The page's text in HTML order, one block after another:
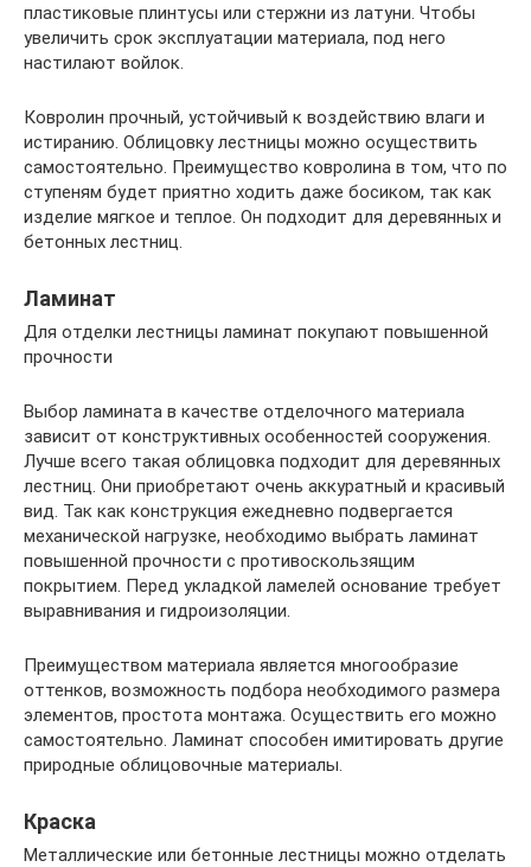
пластиковые плинтусы или стержни из латуни. Чтобы
увеличить срок эксплуатации материала, под него
настилают войлок.
Ковролин прочный, устойчивый к воздействию влаги и
истиранию. Облицовку лестницы можно осуществить
самостоятельно. Преимущество ковролина в том, что по
ступеням будет приятно ходить даже босиком, так как
изделие мягкое и теплое. Он подходит для деревянных и
бетонных лестниц.
Ламинат
Для отделки лестницы ламинат покупают повышенной
прочности
Выбор ламината в качестве отделочного материала
зависит от конструктивных особенностей сооружения.
Лучше всего такая облицовка подходит для деревянных
лестниц. Они приобретают очень аккуратный и красивый
вид. Так как конструкция ежедневно подвергается
механической нагрузке, необходимо выбрать ламинат
повышенной прочности с противоскользящим
покрытием. Перед укладкой ламелей основание требует
выравнивания и гидроизоляции.
Преимуществом материала является многообразие
оттенков, возможность подбора необходимого размера
элементов, простота монтажа. Осуществить его можно
самостоятельно. Ламинат способен имитировать другие
природные облицовочные материалы.
Краска
Металлические или бетонные лестницы можно отделать